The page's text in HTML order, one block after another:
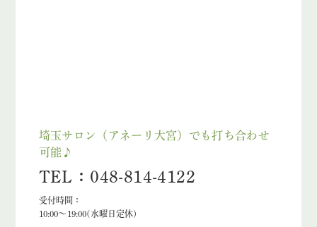
埼玉サロン（アネーリ大宮）でも打ち合わせ
可能♪
TEL：048-814-4122
受付時間：
10:00〜19:00(水曜日定休)